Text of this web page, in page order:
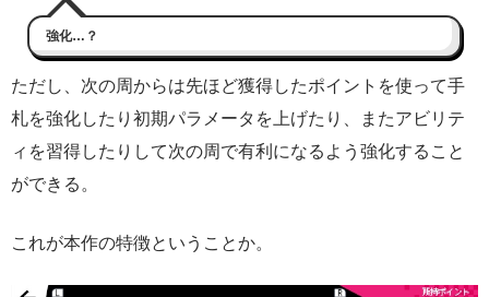
強化…？
ただし、次の周からは先ほど獲得したポイントを使って手
札を強化したり初期パラメータを上げたり、またアビリテ
ィを習得したりして次の周で有利になるよう強化すること
ができる。
これが本作の特徴ということか。